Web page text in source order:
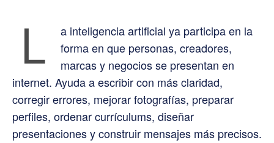
L
a inteligencia artificial ya participa en la
forma en que personas, creadores,
marcas y negocios se presentan en
internet. Ayuda a escribir con más claridad,
corregir errores, mejorar fotografías, preparar
perfiles, ordenar currículums, diseñar
presentaciones y construir mensajes más precisos.